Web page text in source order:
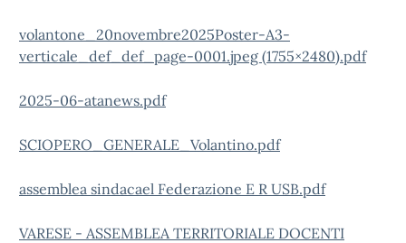
volantone_20novembre2025Poster-A3-
verticale_def_def_page-0001.jpeg (1755×2480).pdf
2025-06-atanews.pdf
SCIOPERO_GENERALE_Volantino.pdf
assemblea sindacael Federazione E R USB.pdf
VARESE - ASSEMBLEA TERRITORIALE DOCENTI